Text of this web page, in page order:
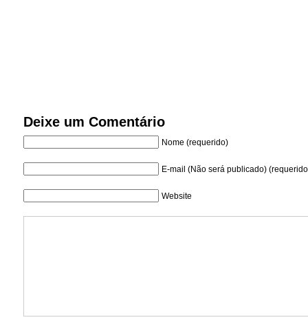
Deixe um Comentário
Nome (requerido)
E-mail (Não será publicado)
Website